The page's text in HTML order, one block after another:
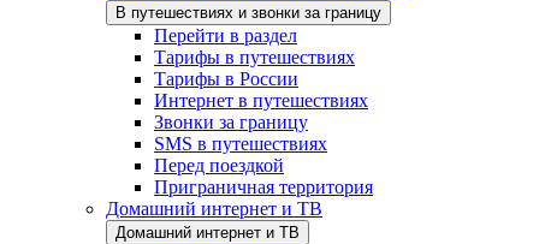
В путешествиях и звонки за границу
Перейти в раздел
Тарифы в путешествиях
Тарифы в России
Интернет в путешествиях
Звонки за границу
SMS в путешествиях
Перед поездкой
Приграничная территория
Домашний интернет и ТВ
Домашний интернет и ТВ